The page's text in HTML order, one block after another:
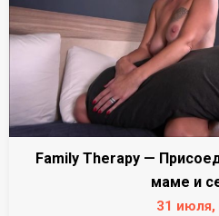
Family Therapy —
маме и
31 июля,